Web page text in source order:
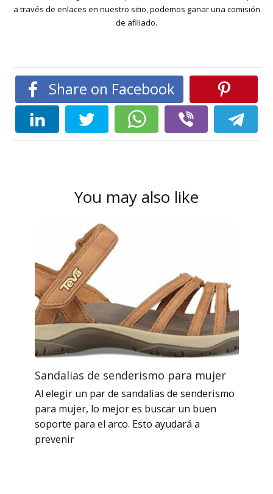
a través de enlaces en nuestro sitio, podemos ganar una comisión
de afiliado.
Share on Facebook
You may also like
Sandalias de senderismo para mujer
Al elegir un par de sandalias de senderismo
para mujer, lo mejor es buscar un buen
soporte para el arco. Esto ayudará a
prevenir